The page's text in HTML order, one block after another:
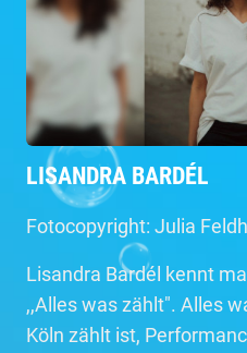
LISANDRA BARDÉL
Fotocopyright: Julia
Lisandra Bardél kennt
,,Alles was zählt". Alles
Köln zählt ist,